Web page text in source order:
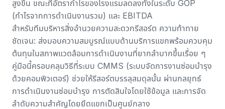
สูงขึ้น ขณะที่อัตรากำไรของโรงแรมลดลงทั้งในระดับ GOP
(กำไรจากการดำเนินงานรวม) และ EBITDA
สำหรับทีมบริหารสิ่งอำนวยความสะดวกรีสอร์ต ความท้าทาย
ชัดเจน: ส่งมอบความสมบูรณ์แบบด้านบริการแขกพร้อมควบคุม
ต้นทุนในสภาพแวดล้อมการดำเนินงานที่ยากลำบากขึ้นเรื่อย ๆ
คู่มือนี้ครอบคลุมวิธีที่ระบบ CMMS (ระบบจัดการงานซ่อมบำรุง
ด้วยคอมพิวเตอร์) ช่วยให้รีสอร์ตบรรลุสมดุลนั้น ผ่านกลยุทธ์
การดำเนินงานซ่อมบำรุง การตัดสินใจโดยใช้ข้อมูล และการจัด
ลำดับความสำคัญโดยยึดแขกเป็นศูนย์กลาง